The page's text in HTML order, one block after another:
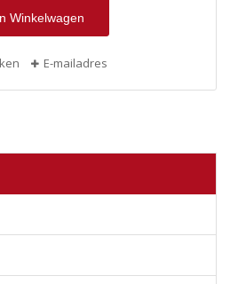
Winkelwagen
E-mailadres